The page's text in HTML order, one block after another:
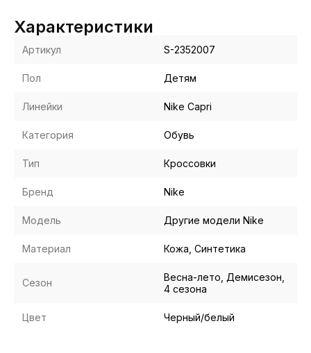
Характеристики
Артикул S-2352007
Пол Детям
Линейки Nike Capri
Категория Обувь
Тип Кроссовки
Бренд Nike
Модель Другие модели Nike
Материал Кожа, Синтетика
Сезон
Весна-лето, Демисезон,
4 сезона
Цвет Черный/белый